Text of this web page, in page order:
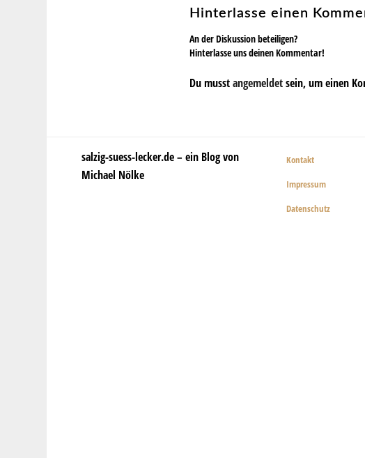
Hinterlasse einen
An der Diskussion beteiligen?
Hinterlasse uns deinen Kommentar!
Du musstangemeldetsein, um einen
salzig-suess-lecker.de – ein Blog von
Michael Nölke
Kontakt
Impressum
Datenschutz